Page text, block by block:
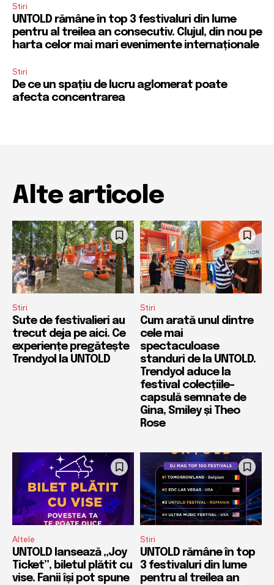
Stiri
UNTOLD rămâne în top 3 festivaluri din lume
pentru al treilea an consecutiv. Clujul, din nou pe
harta celor mai mari evenimente internaționale
Stiri
De ce un spațiu de lucru aglomerat poate
afecta concentrarea
Alte articole
Stiri
Sute de festivalieri au
trecut deja pe aici. Ce
experiențe pregătește
Trendyol la UNTOLD
Stiri
Cum arată unul dintre
cele mai
spectaculoase
standuri de la UNTOLD.
Trendyol aduce la
festival colecțiile-
capsulă semnate de
Gina, Smiley și Theo
Rose
Altele
UNTOLD lansează „Joy
Ticket”, biletul plătit cu
vise. Fanii își pot spune
Stiri
UNTOLD rămâne în top
3 festivaluri din lume
pentru al treilea an